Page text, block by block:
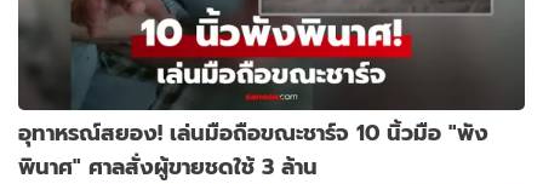
อุทาหรณ์สยอง! เล่นมือถือขณะชาร์จ 10 นิ้วมือ "พัง
พินาศ" ศาลสั่งผู้ขายชดใช้ 3 ล้าน